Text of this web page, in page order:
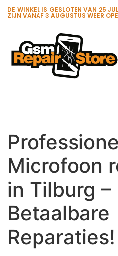
DE WINKEL IS GESLOTEN VAN 25
ZIJN VANAF 3 AUGUSTUS WEER
Microfoon
in Tilburg –
Betaalbare
Reparaties!